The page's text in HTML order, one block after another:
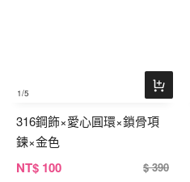
1/5
316鋼飾×愛心圓環×鎖骨項
鍊×金色
NT$ 100 $ 390